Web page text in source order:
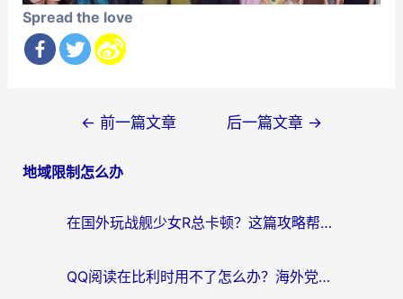
Spread the love
导
← 前一篇文章 后一篇文章 →
地域限制怎么办
在国外玩战舰少女R总卡顿？这篇攻略帮你流畅开舰+解锁国内影音
QQ阅读在比利时用不了怎么办？海外党亲测的跨区上网解决方案